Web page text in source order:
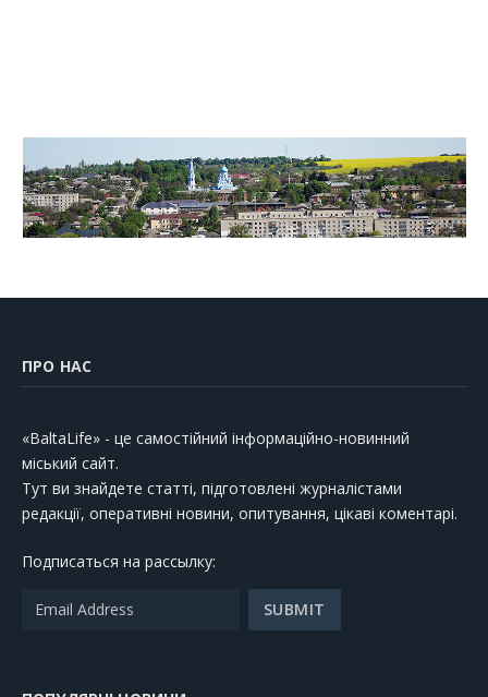
ПРО НАС
«BaltaLife» - це самостійний інформаційно-новинний
міський сайт.
Тут ви знайдете статті, підготовлені журналістами
редакції, оперативні новини, опитування, цікаві коментарі.
Подписаться на рассылку: